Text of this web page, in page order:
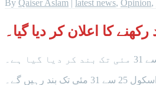
By Qaiser Aslam | latest news, Opinion,